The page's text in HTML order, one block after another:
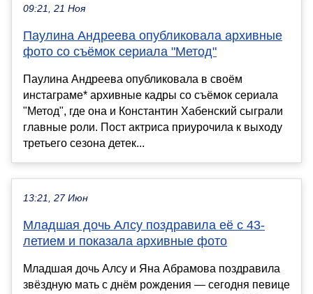
09:21, 21 Ноя
Паулина Андреева опубликовала архивные
фото со съёмок сериала "Метод"
Паулина Андреева опубликовала в своём
инстаграме* архивные кадры со съёмок сериала
"Метод", где она и Константин Хабенский сыграли
главные роли. Пост актриса приурочила к выходу
третьего сезона детек...
13:21, 27 Июн
Младшая дочь Алсу поздравила её с 43-
летием и показала архивные фото
Младшая дочь Алсу и Яна Абрамова поздравила
звёздную мать с днём рождения — сегодня певице